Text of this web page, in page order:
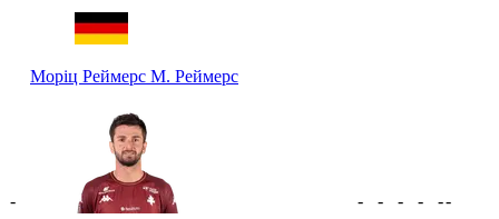
Моріц Реймерс М. Реймерс
- - - - - --